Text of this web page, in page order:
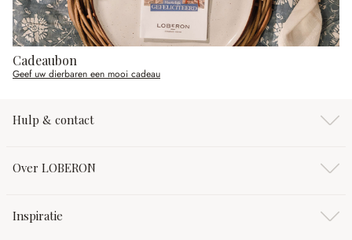
Cadeaubon
Geef uw dierbaren een mooi cadeau
Hulp & contact
Over LOBERON
Inspiratie